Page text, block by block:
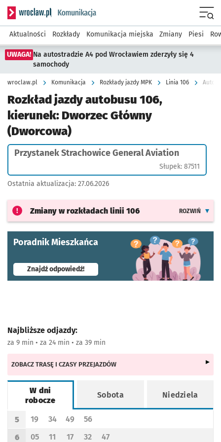
Serwis informacyjny wroclaw.pl podserwis: Komunikacja
Aktualności Rozkłady Komunikacja miejska Zmiany Piesi
UWAGA! Na autostradzie A4 pod Wrocławiem zderzyły się 4
samochody
wroclaw.pl Komunikacja Rozkłady jazdy MPK Linia 106
Rozkład jazdy autobusu 106,
kierunek: Dworzec Główny
(Dworcowa)
Przystanek Strachowice General Aviation
Słupek: 87511
Ostatnia aktualizacja: 27.06.2026
Zmiany w rozkładach linii 106 ROZWIŃ
Poradnik Mieszkańca
Znajdź odpowiedź!- otworzy się w nowej karcie
Najbliższe odjazdy:
za 9 min • za 24 min • za 39 min
ZOBACZ TRASĘ I CZASY PRZEJAZDÓW
W dni
robocze
Sobota Niedziela
Rozkład jazdy -
W dni robocze
Godzina odjazdu
5
Odjazd
19
minut po godzinie 5
Odjazd
34
minut po godzinie 5
Odjazd
49
minut po godzinie 5
Odjazd
56
minut po godzinie 5
6 05 11 17 32 47